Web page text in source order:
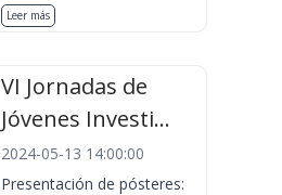
Leer más
VI Jornadas de
Jóvenes Investi...
2024-05-13 14:00:00
Presentación de pósteres: